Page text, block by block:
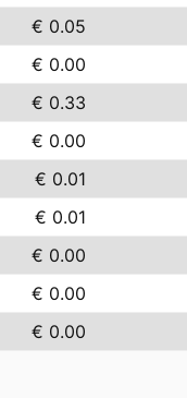
€ 0.05
€ 0.00
€ 0.33
€ 0.00
€ 0.01
€ 0.01
€ 0.00
€ 0.00
€ 0.00